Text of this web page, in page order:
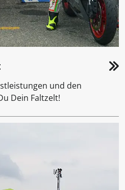
und den
Dein Faltzelt!